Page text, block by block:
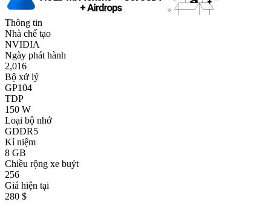
Thông tin
Nhà chế tạo
NVIDIA
Ngày phát hành
2,016
Bộ xử lý
GP104
TDP
150 W
Loại bộ nhớ
GDDR5
Kỉ niệm
8 GB
Chiều rộng xe buýt
256
Giá hiện tại
280 $